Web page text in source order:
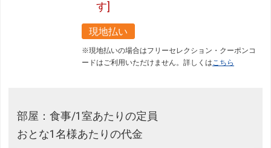
す]
現地払い
※現地払いの場合はフリーセレクション・クーポンコ
ードはご利用いただけません。詳しくはこちら
部屋：食事/1室あたりの定員
おとな1名様あたりの代金